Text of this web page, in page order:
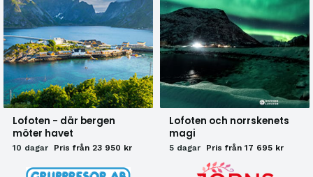
Lofoten - där bergen
möter havet
10 dagar Pris från 23 950 kr
Lofoten och norrskenets
magi
5 dagar Pris från 17 695 kr